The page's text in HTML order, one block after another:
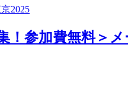
！参加費無料＞